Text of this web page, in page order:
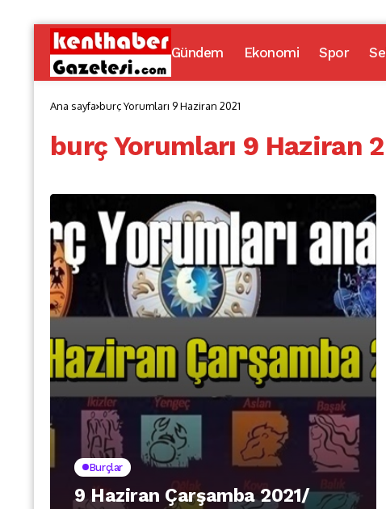
Gündem Ekonomi Spor
Ana sayfa burç Yorumları 9 Haziran 2021
burç Yorumları 9 Haziran
Burçlar
9 Haziran Çarşamba 2021/